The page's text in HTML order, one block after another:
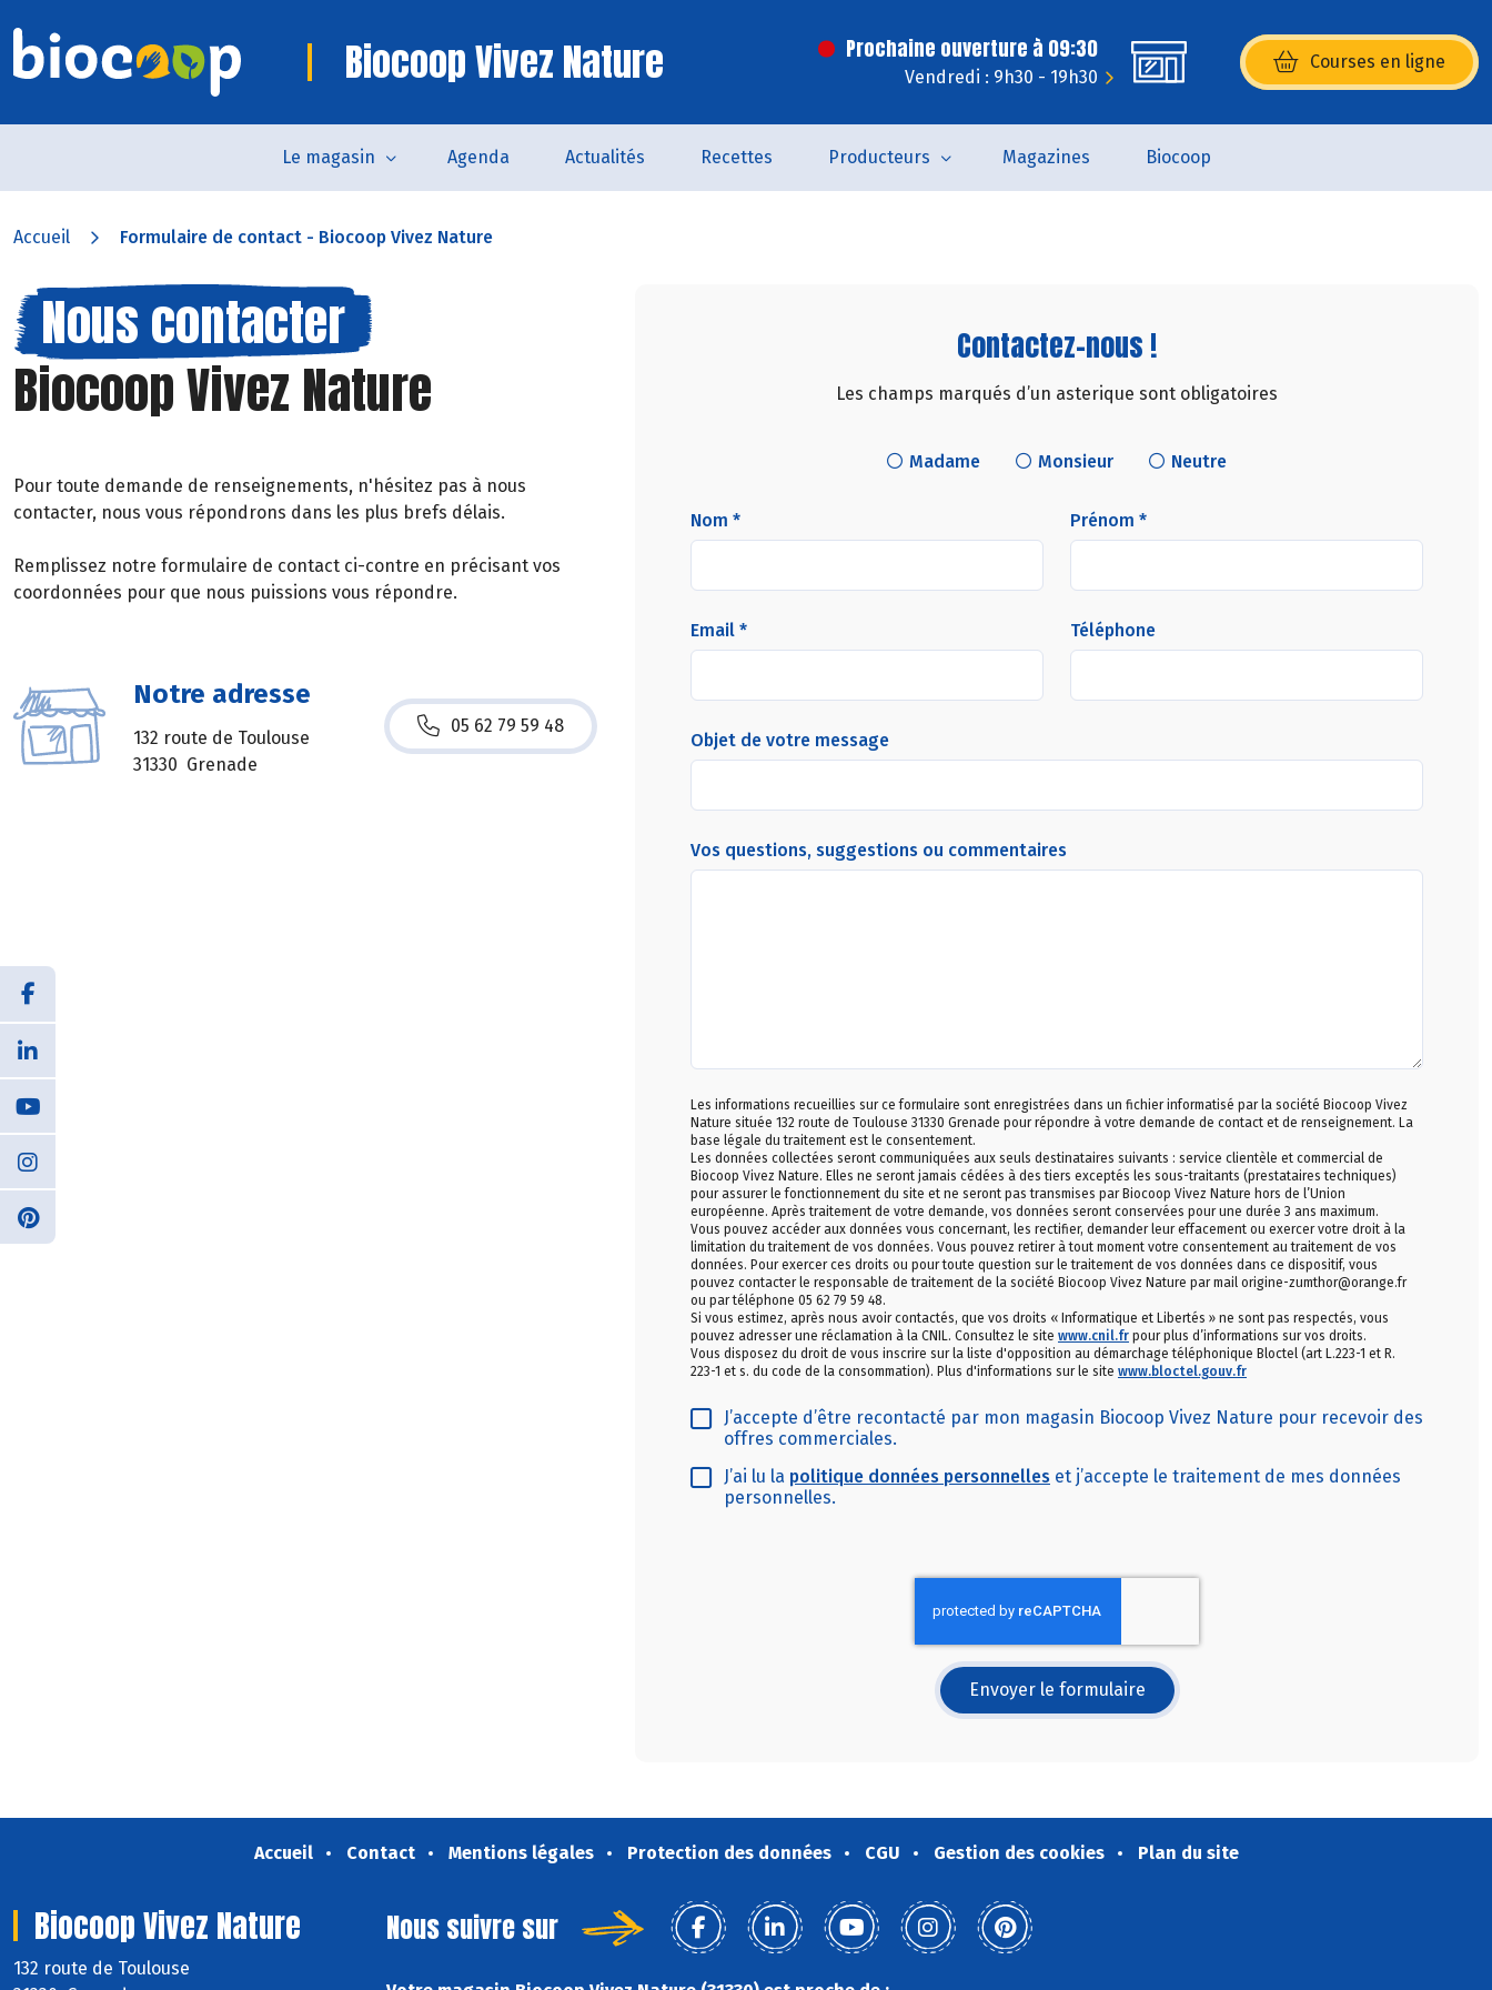
Biocoop Vivez Nature Prochaine ouverture à 09:30
Vendredi : 9h30 - 19h30
Courses en ligne
(s’ouvre dans une nouvelle
Le magasin Agenda Actualités Recettes Producteurs Magazines Biocoop
Accueil Formulaire de contact - Biocoop Vivez Nature
Nous contacter
Biocoop Vivez Nature
Pour toute demande de renseignements, n'hésitez pas à nous
contacter, nous vous répondrons dans les plus brefs délais.
Remplissez notre formulaire de contact ci-contre en précisant vos
coordonnées pour que nous puissions vous répondre.
Notre adresse
132 route de Toulouse
31330 Grenade
05 62 79 59 48
Contactez-nous !
Les champs marqués d’un asterique sont obligatoires
Madame Monsieur Neutre
Nom * Prénom *
Email * Téléphone
Objet de votre message
Vos questions, suggestions ou commentaires
Les informations recueillies sur ce formulaire sont enregistrées dans un fichier informatisé par la société Biocoop Vivez
Nature située 132 route de Toulouse 31330 Grenade pour répondre à votre demande de contact et de renseignement. La
base légale du traitement est le consentement.
Les données collectées seront communiquées aux seuls destinataires suivants : service clientèle et commercial de
Biocoop Vivez Nature. Elles ne seront jamais cédées à des tiers exceptés les sous-traitants (prestataires techniques)
pour assurer le fonctionnement du site et ne seront pas transmises par Biocoop Vivez Nature hors de l’Union
européenne. Après traitement de votre demande, vos données seront conservées pour une durée 3 ans maximum.
Vous pouvez accéder aux données vous concernant, les rectifier, demander leur effacement ou exercer votre droit à la
limitation du traitement de vos données. Vous pouvez retirer à tout moment votre consentement au traitement de vos
données. Pour exercer ces droits ou pour toute question sur le traitement de vos données dans ce dispositif, vous
pouvez contacter le responsable de traitement de la société Biocoop Vivez Nature par mail origine-zumthor@orange.fr
ou par téléphone 05 62 79 59 48.
Si vous estimez, après nous avoir contactés, que vos droits « Informatique et Libertés » ne sont pas respectés, vous
pouvez adresser une réclamation à la CNIL. Consultez le site www.cnil.fr pour plus d’informations sur vos droits.
Vous disposez du droit de vous inscrire sur la liste d'opposition au démarchage téléphonique Bloctel (art L.223-1 et R.
223-1 et s. du code de la consommation). Plus d'informations sur le site www.bloctel.gouv.fr
J’accepte d’être recontacté par mon magasin Biocoop Vivez Nature pour recevoir des
offres commerciales.
J’ai lu la politique données personnelles et j’accepte le traitement de mes données
personnelles.
Envoyer le formulaire
Accueil Contact Mentions légales Protection des données CGU Gestion des cookies Plan du site
Biocoop Vivez Nature
132 route de Toulouse
Nous suivre sur